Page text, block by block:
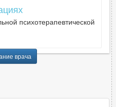
психотерапевтической
врача